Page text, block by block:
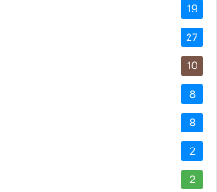
19
27
10
8
8
2
2